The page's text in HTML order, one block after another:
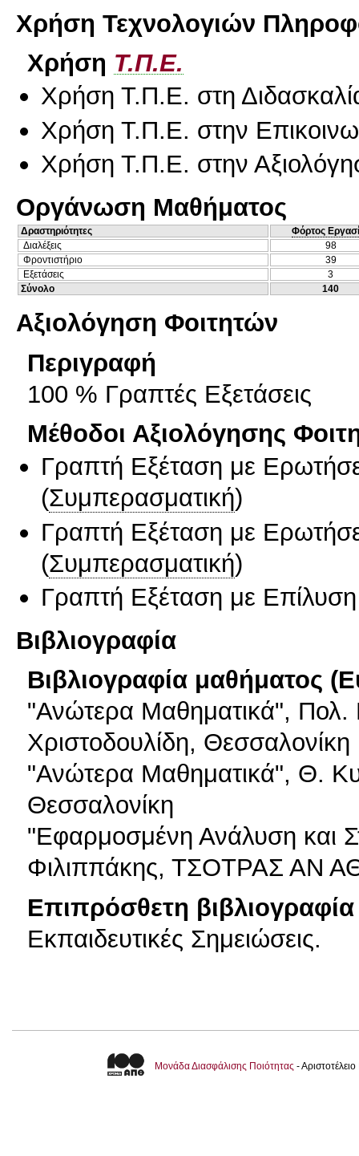
Χρήση Τεχνολογιών
Χρήση Τ.Π.Ε.
Χρήση Τ.Π.Ε. στη
Χρήση Τ.Π.Ε. στην
Χρήση Τ.Π.Ε. στην
Οργάνωση Μαθήματος
Δραστηριότητες
Φόρτος
Διαλέξεις
98
Φροντιστήριο
39
Εξετάσεις
3
Σύνολο
140
Αξιολόγηση Φοιτητών
Περιγραφή
100 % Γραπτές Εξετάσεις
Μέθοδοι Αξιολόγησης
Γραπτή Εξέταση με
(Συμπερασματική)
Γραπτή Εξέταση με
(Συμπερασματική)
Γραπτή Εξέταση με
Βιβλιογραφία
Βιβλιογραφία μαθήματος
"Ανώτερα Μαθηματικά",
Χριστοδουλίδη, Θεσσαλονίκη
"Ανώτερα Μαθηματικά", Θ.
Θεσσαλονίκη
"Εφαρμοσμένη Ανάλυση και
Φιλιππάκης, ΤΣΟΤΡΑΣ ΑΝ
Επιπρόσθετη βιβλιογραφία
Εκπαιδευτικές Σημειώσεις.
Μονάδα Διασφάλισης Ποιότητας -